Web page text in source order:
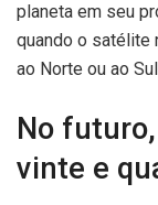
planeta em seu
quando o satélite
ao Norte ou ao
No
vinte e